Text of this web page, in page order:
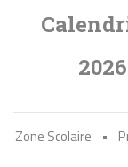
Zone Scolaire •